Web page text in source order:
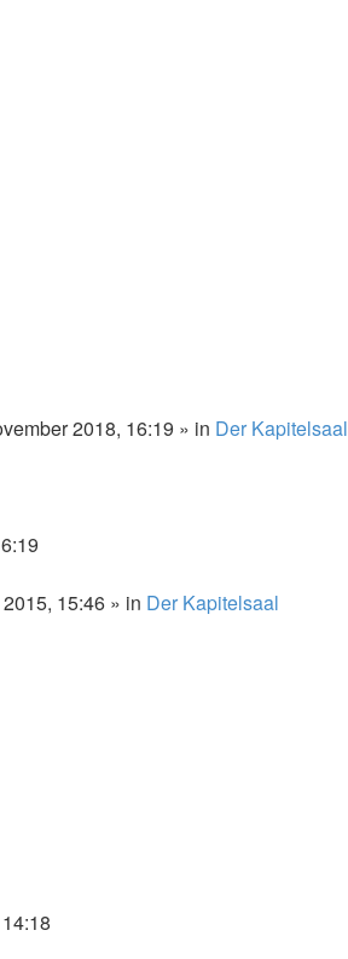
2018, 16:19 » in Der Kapitelsaal
15:46 » in Der Kapitelsaal